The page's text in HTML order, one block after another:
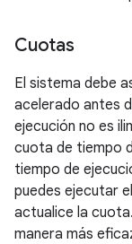
Cuotas
El sistema debe
acelerado antes
ejecución no es
cuota de tiempo
tiempo de
puedes ejecutar
actualice la
manera más